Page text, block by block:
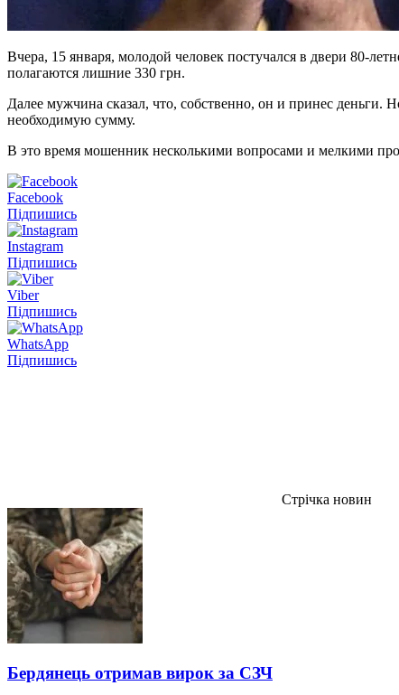
Вчера, 15 января, молодой человек постучался в двери 80-
полагаются лишние 330 грн.
Далее мужчина сказал, что, собственно, он и принес деньги.
необходимую сумму.
В это время мошенник несколькими вопросами и мелкими
Facebook
Підпишись
Instagram
Підпишись
Viber
Підпишись
WhatsApp
Підпишись
Стрічка новин
Бердянець отримав вирок за СЗЧ